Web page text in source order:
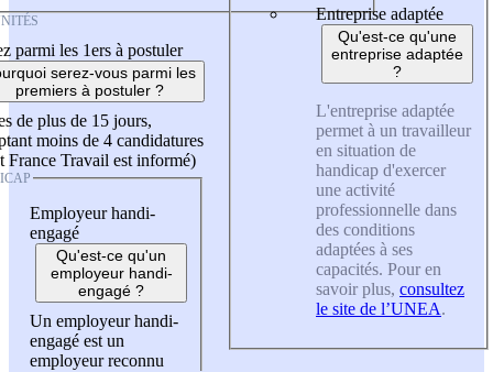
parmi les 1ers à postuler
serez-vous parmi les
premiers à postuler ?
de plus de 15 jours,
moins de 4 candidatures
France Travail est informé)
Employeur handi-
engagé
Qu'est-ce qu'un
employeur handi-
engagé ?
Un employeur handi-
engagé est un
employeur reconnu
Entreprise adaptée
Qu'est-ce qu'une
entreprise adaptée
?
L'entreprise adaptée
permet à un travailleur
en situation de
handicap d'exercer
une activité
professionnelle dans
des conditions
adaptées à ses
capacités. Pour en
savoir plus, consultez
le site de l’UNEA.